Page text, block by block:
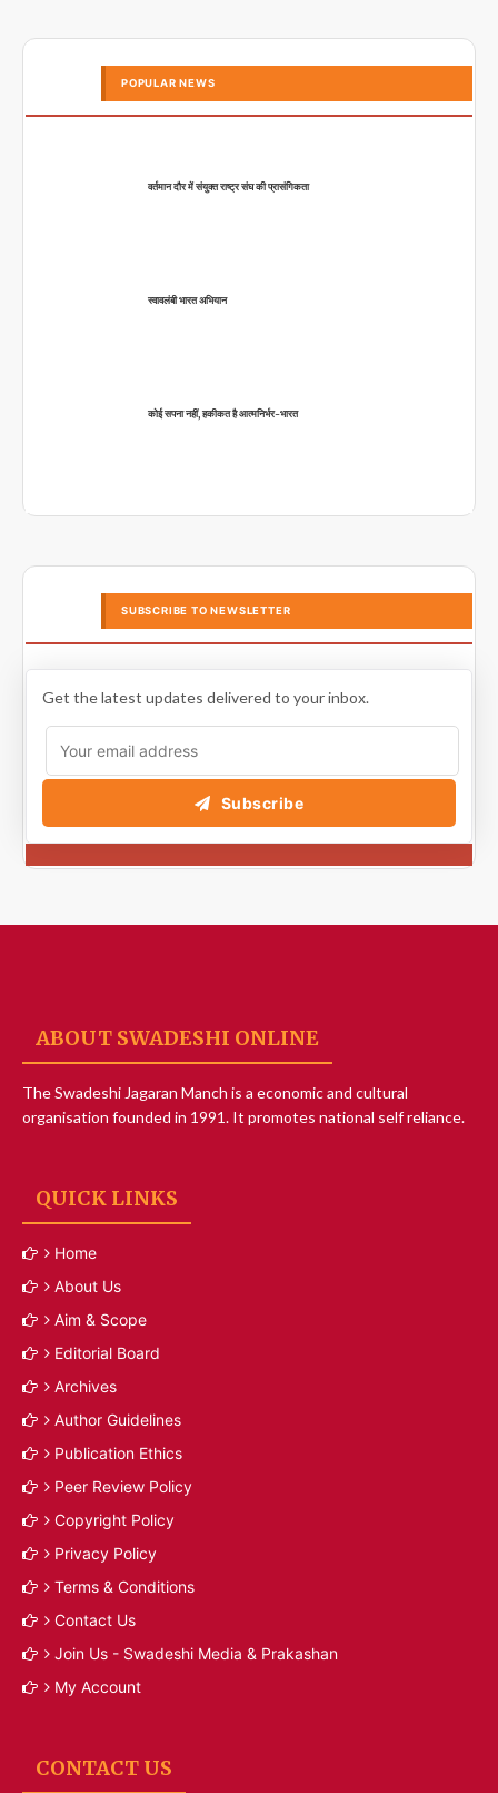
POPULAR NEWS
वर्तमान दौर में संयुक्त राष्ट्र संघ की प्रासंगिकता
स्वावलंबी भारत अभियान
कोई सपना नहीं, हकीकत है आत्मनिर्भर-भारत
SUBSCRIBE TO NEWSLETTER
Get the latest updates delivered to your inbox.
Subscribe
ABOUT SWADESHI ONLINE
The Swadeshi Jagaran Manch is a economic and cultural
organisation founded in 1991. It promotes national self reliance.
QUICK LINKS
Home
About Us
Aim & Scope
Editorial Board
Archives
Author Guidelines
Publication Ethics
Peer Review Policy
Copyright Policy
Privacy Policy
Terms & Conditions
Contact Us
Join Us - Swadeshi Media & Prakashan
My Account
CONTACT US